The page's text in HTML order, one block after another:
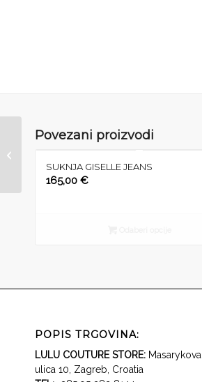
Povezani proizvodi
SUKNJA GISELLE JEANS
165,00 €
POPIS TRGOVINA:
LULU COUTURE STORE: Masarykova
ulica 10, Zagreb, Croatia